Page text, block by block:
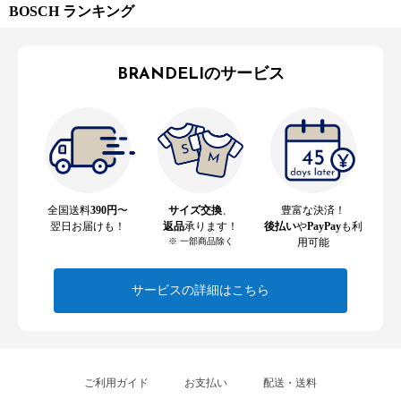
BOSCH ランキング
BRANDELIのサービス
全国送料390円〜
翌日お届けも！
サイズ交換、
返品承ります！
※ 一部商品除く
豊富な決済！
後払いやPayPayも利
用可能
サービスの詳細はこちら
ご利用ガイド お支払い 配送・送料